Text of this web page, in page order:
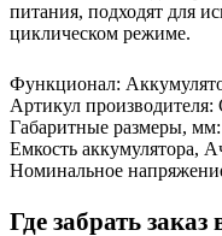
питания, подходят для
циклическом режиме.
Функционал:
Артикул производителя:
Габаритные размеры, мм:
Емкость аккумулятора,
Номинальное
Где забрать